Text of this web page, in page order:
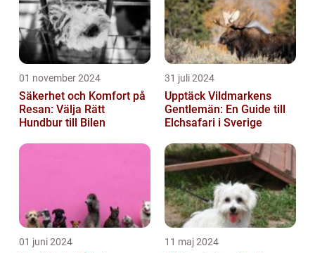
01 november 2024
Säkerhet och Komfort på
Resan: Välja Rätt
Hundbur till Bilen
31 juli 2024
Upptäck Vildmarkens
Gentlemän: En Guide till
Elchsafari i Sverige
01 juni 2024 11 maj 2024